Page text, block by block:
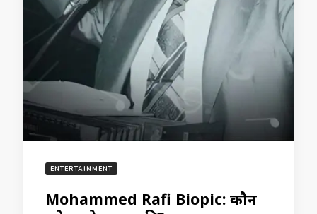
ENTERTAINMENT
Mohammed Rafi Biopic: कौन